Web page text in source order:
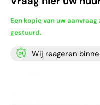
Een kopie van uw
gestuurd.
Wij reageren